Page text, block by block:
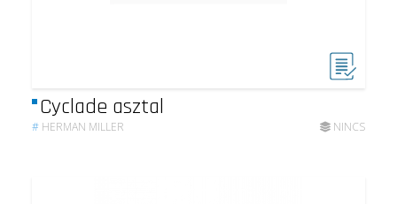
Cyclade asztal
# HERMAN MILLER NINCS